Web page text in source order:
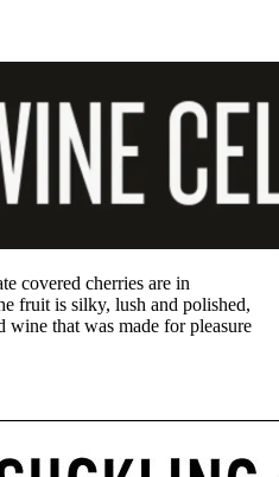
covered cherries are in
fruit is silky, lush and polished,
wine that was made for pleasure